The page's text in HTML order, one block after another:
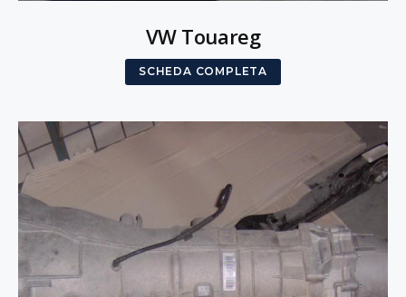
VW Touareg
SCHEDA COMPLETA